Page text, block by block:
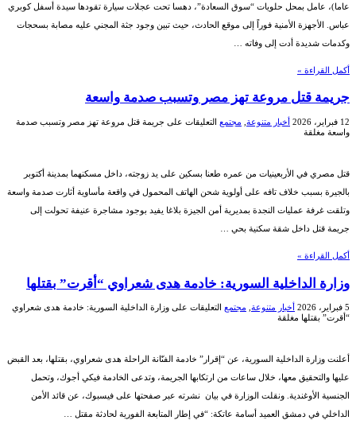
عاما)، عامل بمحل حلويات “سوق السعادة”، دهسا تحت عجلات سيارة تقودها سيدة أسفل كوبري
عباس. الأجهزة الأمنية فوراً إلى موقع الحادث، حيث تبين وجود جثة المجني عليه مصابة بسحجات
وكدمات شديدة أدت إلى وفاته …
أكمل القراءة »
جريمة قتل مروعة تهز مصر وتسبب صدمة واسعة
12 فبراير، 2026 أخبار متنوعة مجتمع التعليقات على جريمة قتل مروعة تهز مصر وتسبب صدمة
واسعة مغلقة
قتل مصري في الأربعينيات من عمره طعنا بسكين على يد زوجته، داخل مسكنهما بمدينة أكتوبر
بالجيرة بسبب خلاف تافه على أولوية شحن الهاتف المحمول في واقعة مأساوية أثارت صدمة واسعة
وتلقت غرفة عمليات النجدة بمديرية أمن الجيزة بلاغا يفيد بوجود مشاجرة عنيفة تحولت إلى
جريمة قتل داخل شقة سكنية بحي …
أكمل القراءة »
وزارة الداخلية السورية: خادمة هدى شعراوي “أقرت” بقتلها
5 فبراير، 2026 أخبار متنوعة, مجتمع التعليقات على وزارة الداخلية السورية: خادمة هدى شعراوي
“أقرت” بقتلها مغلقة
أعلنت وزارة الداخلية السورية، عن “إقرار” خادمة الفنّانة الراحلة هدى شعراوي، بقتلها، بعد القبض
عليها والتحقيق معها، خلال ساعات من ارتكابها الجريمة، وتدعى الخادمة فيكي أجوك، وتحمل
الجنسية الأوغندية. ونقلت الوزارة في بيان نشرته عبر صفحتها على فيسبوك، عن قائد الأمن
الداخلي في دمشق العميد أسامة عاتكة: “في إطار المتابعة الفورية لحادثة مقتل …